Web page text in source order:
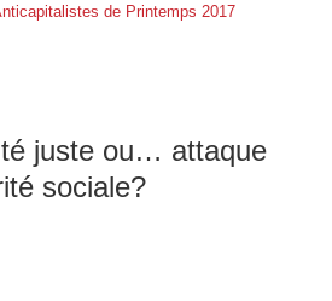
juste ou… attaque
sociale?